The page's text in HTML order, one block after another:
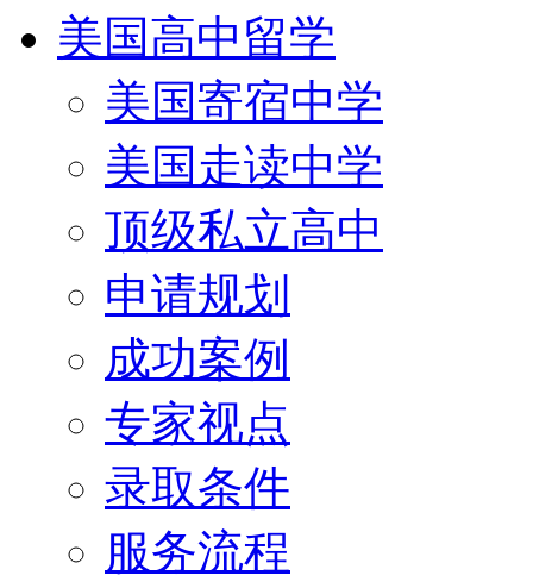
美国高中留学
美国寄宿中学
美国走读中学
顶级私立高中
申请规划
成功案例
专家视点
录取条件
服务流程